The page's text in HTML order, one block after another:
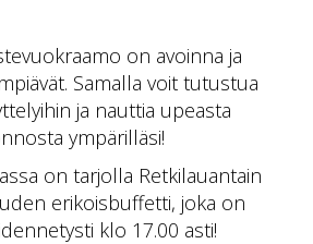
on avoinna ja
Samalla voit tutustua
ja nauttia upeasta
ympärilläsi!
on tarjolla Retkilauantain
erikoisbuffetti, joka on
klo 17.00 asti!